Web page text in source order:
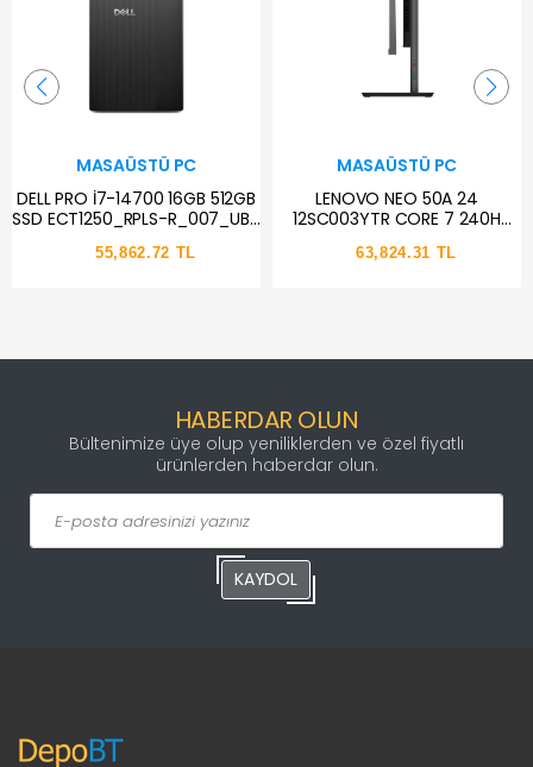
MASAÜSTÜ PC
DELL PRO İ7-14700 16GB 512GB
SSD ECT1250_RPLS-R_007_UBU
55,862.72 TL
MASAÜSTÜ PC
LENOVO NEO 50A 24
12SC003YTR CORE 7 240H
63,824.31 TL
HABERDAR OLUN
Bültenimize üye olup yeniliklerden ve özel fiyatlı
ürünlerden haberdar olun.
KAYDOL